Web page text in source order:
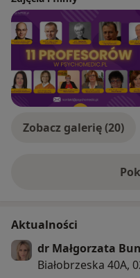
Zobacz galerię (20)
Aktualności
dr Małgorzata
Białobrzeska 40A,